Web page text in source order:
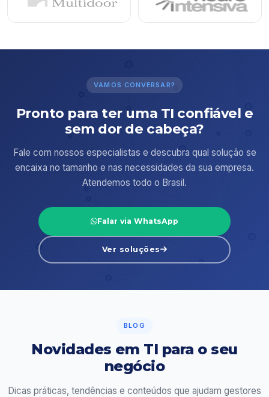
VAMOS CONVERSAR?
Pronto para ter uma TI confiável e
sem dor de cabeça?
Fale com nossos especialistas e descubra qual solução se
encaixa no tamanho e nas necessidades da sua empresa.
Atendemos todo o Brasil.
Falar via WhatsApp
Ver soluções
BLOG
Novidades em TI para o seu
negócio
Dicas práticas, tendências e conteúdos que ajudam gestores